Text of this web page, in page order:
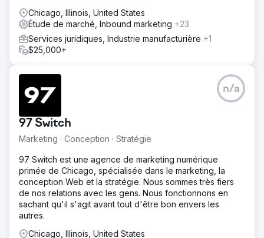
Chicago, Illinois, United States
Étude de marché, Inbound marketing +23
Services juridiques, Industrie manufacturière +1
$25,000+
97 Switch
Marketing · Conception · Stratégie
n/a
97 Switch est une agence de marketing numérique
primée de Chicago, spécialisée dans le marketing, la
conception Web et la stratégie. Nous sommes très fiers
de nos relations avec les gens. Nous fonctionnons en
sachant qu'il s'agit avant tout d'être bon envers les
autres.
Chicago, Illinois, United States